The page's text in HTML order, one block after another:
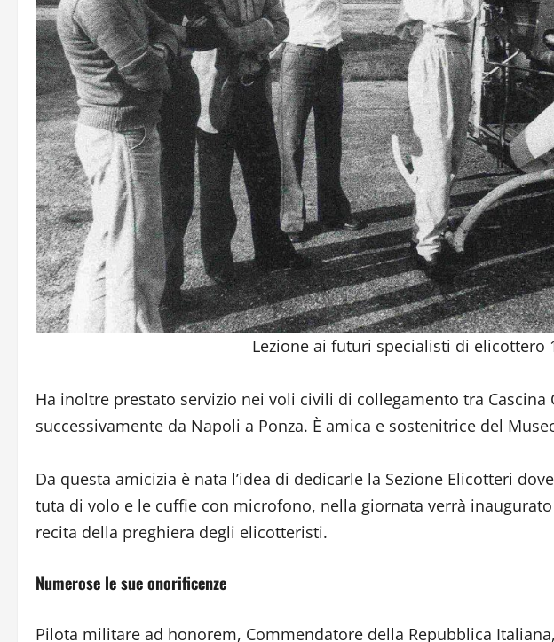
Lezione ai futuri specialisti di elicottero
Ha inoltre prestato servizio nei voli civili di collegamento tra Cascina
successivamente da Napoli a Ponza. È amica e sostenitrice del
Da questa amicizia è nata l’idea di dedicarle la Sezione Elicotteri
tuta di volo e le cuffie con microfono, nella giornata verrà
recita della preghiera degli elicotteristi.
Numerose le sue onorificenze
Pilota militare ad honorem, Commendatore della Repubblica